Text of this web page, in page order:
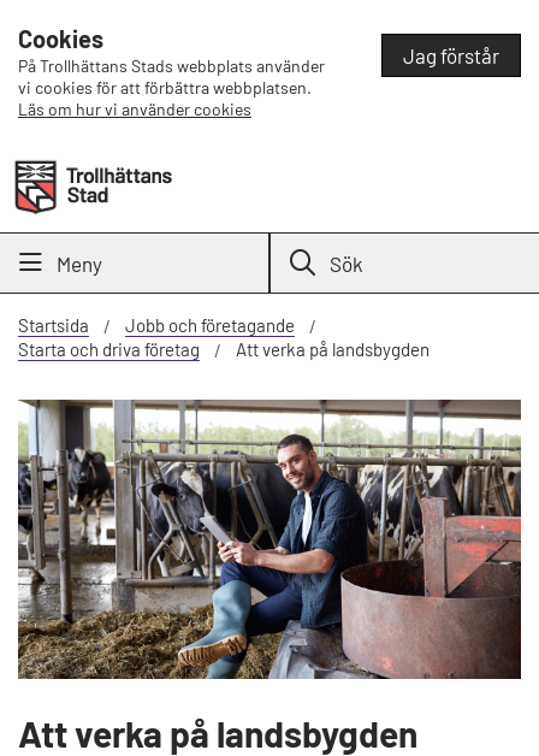
Cookies
På Trollhättans Stads webbplats använder
vi cookies för att förbättra webbplatsen.
Läs om hur vi använder cookies
Jag förstår
Meny Sök
Startsida
Jobb och företagande
Starta och driva företag
Att verka på landsbygden
Att verka på landsbygden